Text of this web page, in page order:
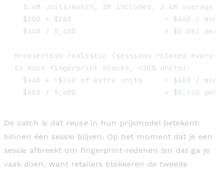
5.4M units/month, 3M included, 2.4M overage
$200 + $240                     = $440 /
$440 / 5,400                    = $0.081 per
Browserless realistic (sessions rotated every
to duck fingerprint blocks, +30% units):
$440 + ~$240 of extra units     = $680 /
De catch is dat reusein hun prijsmodel betekent:
binnen één sessie blijven. Op het moment dat je een
sessie afbreekt om fingerprint-redenen (en dat ga je
vaak doen, want retailers blokkeren de tweede